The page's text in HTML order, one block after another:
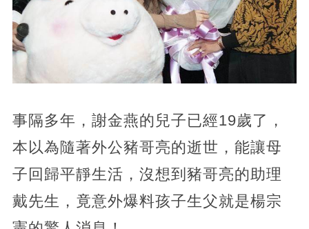
事隔多年，謝金燕的兒子已經19歲了，
本以為隨著外公豬哥亮的逝世，能讓母
子回歸平靜生活，沒想到豬哥亮的助理
戴先生，竟意外爆料孩子生父就是楊宗